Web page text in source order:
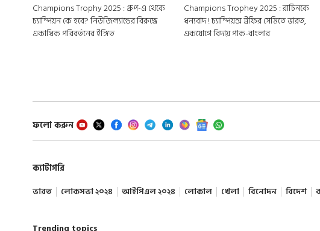
Champions Trophy 2025 : গ্রুপ-এ থেকে
চ্যাম্পিয়ন কে হবে? নিউজিল্যান্ডের বিরুদ্ধে
একাধিক পরিবর্তনের ইঙ্গিত
Champions Trophey 2025 : রাচিনকে
ধন্যবাদ ! চ্যাম্পিয়ন্স ট্রফির সেমিতে ভারত,
একযোগে বিদায় পাক-বাংলার
ফলো করুন
ক্যাটাগরি
ভারত
লোকসভা ২০২৪ আইপিএল ২০২৪ লোকাল খেলা বিনোদন বিদেশ
Trending topics